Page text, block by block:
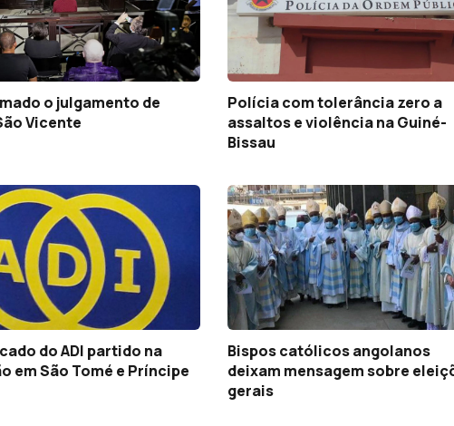
o julgamento de
Vicente
Polícia com tolerância zero a
assaltos e violência na Guiné-
Bissau
do ADI partido na
em São Tomé e Príncipe
Bispos católicos angolanos
deixam mensagem sobre
gerais